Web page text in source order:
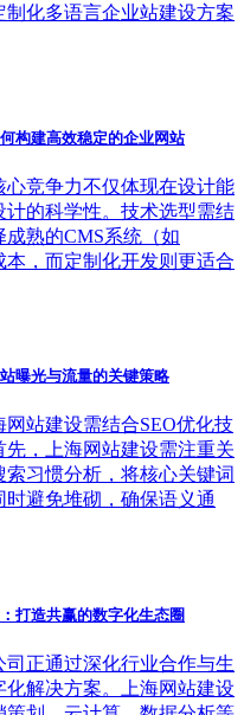
化多语言企业站建设方案
构建高效稳定的企业网站
竞争力不仅体现在设计能
的科学性。技术选型需结
熟的CMS系统（如
本，而定制化开发则更适合
曝光与流量的关键策略
站建设需结合SEO优化技
，上海网站建设需注重关
习惯分析，将核心关键词
避免堆砌，确保语义通
打造共赢的数字化生态圈
正通过深化行业合作与生
解决方案。上海网站建设